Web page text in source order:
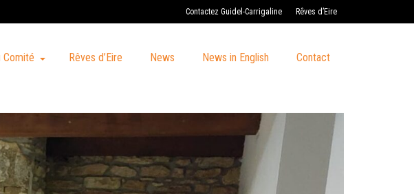
Contactez Guidel-Carrigaline Rêves d’Eire
Rêves d’Eire News News in English Contact